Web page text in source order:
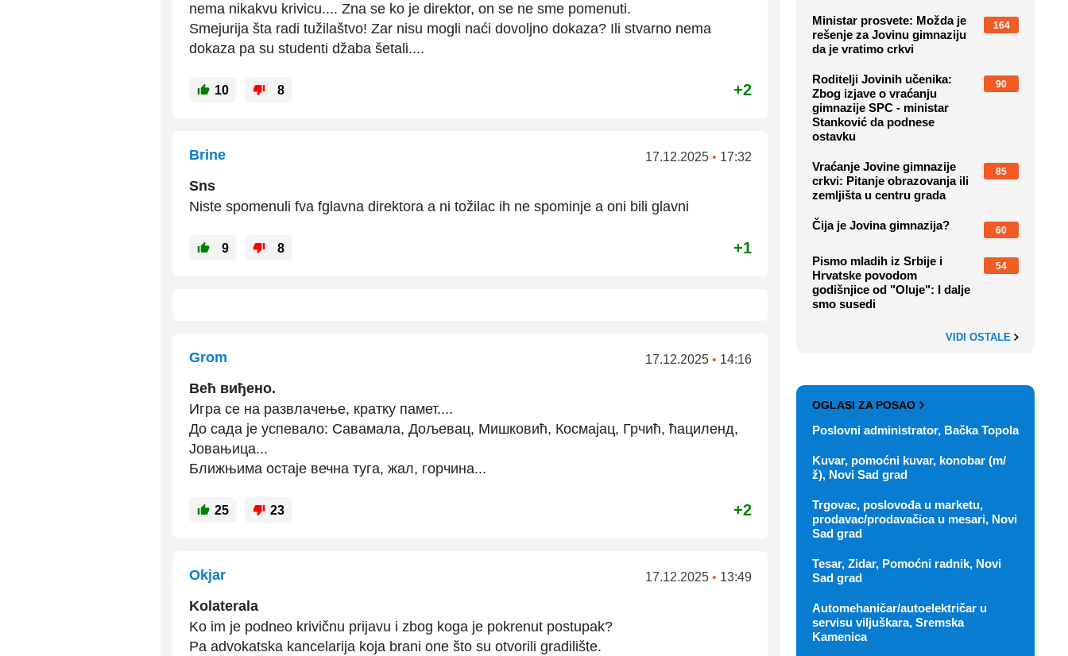
nema nikakvu krivicu.... Zna se ko je direktor, on se ne sme pomenuti.
Smejurija šta radi tužilaštvo! Zar nisu mogli naći dovoljno dokaza? Ili stvarno nema
dokaza pa su studenti džaba šetali....
10 8 +2
Brine 17.12.2025 • 17:32
Sns
Niste spomenuli fva fglavna direktora a ni tožilac ih ne spominje a oni bili glavni
9 8 +1
Grom 17.12.2025 • 14:16
Већ виђено.
Игра се на развлачење, кратку памет....
До сада је успевало: Савамала, Дољевац, Мишковић, Космајац, Грчић, ћациленд,
Јовањица...
Ближњима остаје вечна туга, жал, горчина...
25 23 +2
Okjar 17.12.2025 • 13:49
Kolaterala
Ko im je podneo krivičnu prijavu i zbog koga je pokrenut postupak?
Pa advokatska kancelarija koja brani one što su otvorili gradilište.
Ministar prosvete: Možda je
rešenje za Jovinu gimnaziju
da je vratimo crkvi
164
Roditelji Jovinih učenika:
Zbog izjave o vraćanju
gimnazije SPC - ministar
Stanković da podnese
ostavku
90
Vraćanje Jovine gimnazije
crkvi: Pitanje obrazovanja ili
zemljišta u centru grada
85
Čija je Jovina gimnazija? 60
Pismo mladih iz Srbije i
Hrvatske povodom
godišnjice od "Oluje": I dalje
smo susedi
54
VIDI OSTALE
OGLASI ZA POSAO
Poslovni administrator, Bačka Topola
Kuvar, pomoćni kuvar, konobar (m/
ž), Novi Sad grad
Trgovac, poslovođa u marketu,
prodavac/prodavačica u mesari, Novi
Sad grad
Tesar, Zidar, Pomoćni radnik, Novi
Sad grad
Automehaničar/autoelektričar u
servisu viljuškara, Sremska
Kamenica